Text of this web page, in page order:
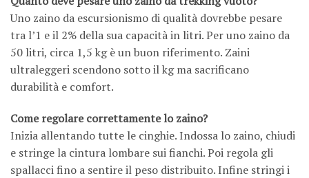
Uno zaino da escursionismo di qualità dovrebbe pesare
tra l’1 e il 2% della sua capacità in litri. Per uno zaino da
50 litri, circa 1,5 kg è un buon riferimento. Zaini
ultraleggeri scendono sotto il kg ma sacrificano
durabilità e comfort.
Come regolare correttamente lo zaino?
Inizia allentando tutte le cinghie. Indossa lo zaino, chiudi
e stringe la cintura lombare sui fianchi. Poi regola gli
spallacci fino a sentire il peso distribuito. Infine stringi i